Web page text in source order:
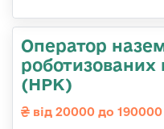
Оператор
роботизованих
(НРК)
від 20000 до